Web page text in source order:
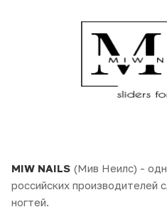
MIW NAILS (Мив Неилс) -
российских производителей
ногтей.